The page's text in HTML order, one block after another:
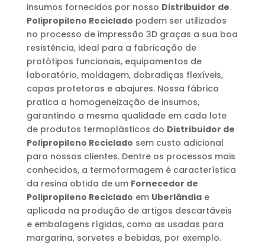
insumos fornecidos por nosso Distribuidor de
Polipropileno Reciclado podem ser utilizados
no processo de impressão 3D graças a sua boa
resistência, ideal para a fabricação de
protótipos funcionais, equipamentos de
laboratório, moldagem, dobradiças flexíveis,
capas protetoras e abajures. Nossa fábrica
pratica a homogeneização de insumos,
garantindo a mesma qualidade em cada lote
de produtos termoplásticos do Distribuidor de
Polipropileno Reciclado sem custo adicional
para nossos clientes. Dentre os processos mais
conhecidos, a termoformagem é característica
da resina obtida de um Fornecedor de
Polipropileno Reciclado em Uberlândiae
aplicada na produção de artigos descartáveis
e embalagens rígidas, como as usadas para
margarina, sorvetes e bebidas, por exemplo.